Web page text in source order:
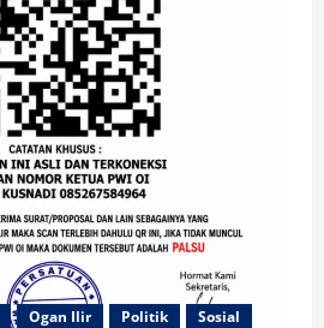
Ogan Ilir Politik
Sosial